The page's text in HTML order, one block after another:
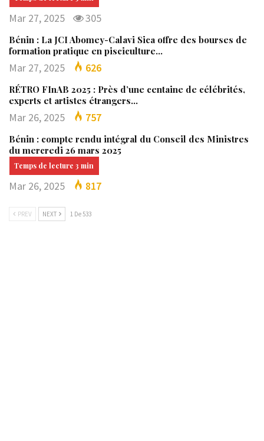
Mar 27, 2025 305
Bénin : La JCI Abomey-Calavi Sica offre des bourses de
formation pratique en pisciculture…
Mar 27, 2025 626
RÉTRO FInAB 2025 : Près d’une centaine de célébrités,
experts et artistes étrangers…
Mar 26, 2025 757
Bénin : compte rendu intégral du Conseil des Ministres
du mercredi 26 mars 2025
Mar 26, 2025 817
PREV NEXT 1 De 533